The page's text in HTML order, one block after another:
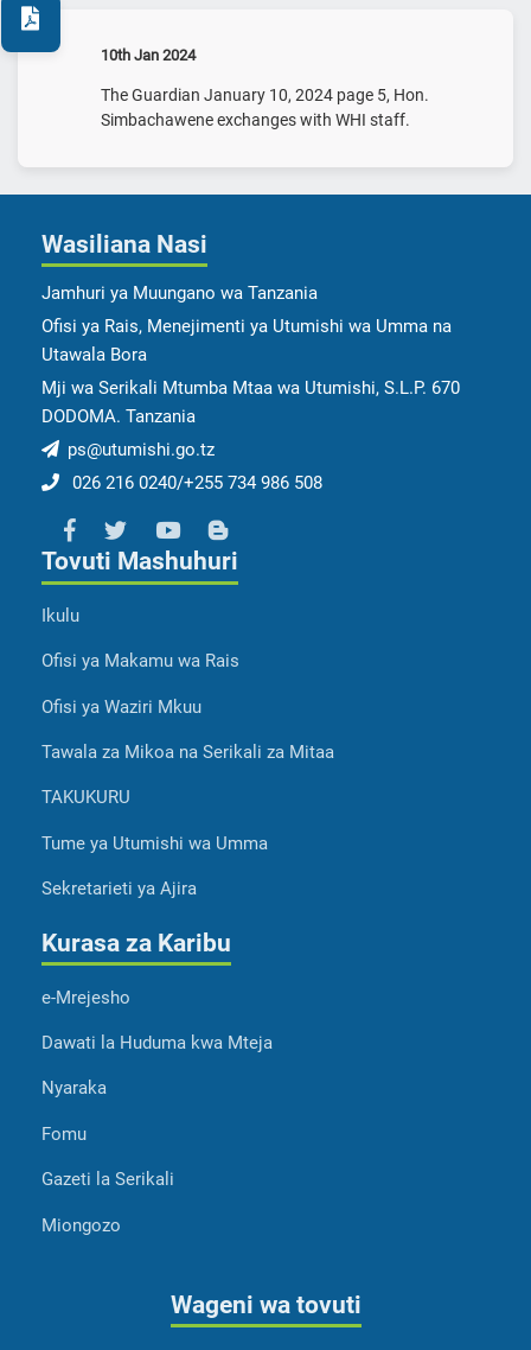
10th Jan 2024
The Guardian January 10, 2024 page 5, Hon.
Simbachawene exchanges with WHI staff.
Wasiliana Nasi
Jamhuri ya Muungano wa Tanzania
Ofisi ya Rais, Menejimenti ya Utumishi wa Umma na
Utawala Bora
Mji wa Serikali Mtumba Mtaa wa Utumishi, S.L.P. 670
DODOMA. Tanzania
ps@utumishi.go.tz
026 216 0240/+255 734 986 508
Tovuti Mashuhuri
Ikulu
Ofisi ya Makamu wa Rais
Ofisi ya Waziri Mkuu
Tawala za Mikoa na Serikali za Mitaa
TAKUKURU
Tume ya Utumishi wa Umma
Sekretarieti ya Ajira
Kurasa za Karibu
e-Mrejesho
Dawati la Huduma kwa Mteja
Nyaraka
Fomu
Gazeti la Serikali
Miongozo
Wageni wa tovuti